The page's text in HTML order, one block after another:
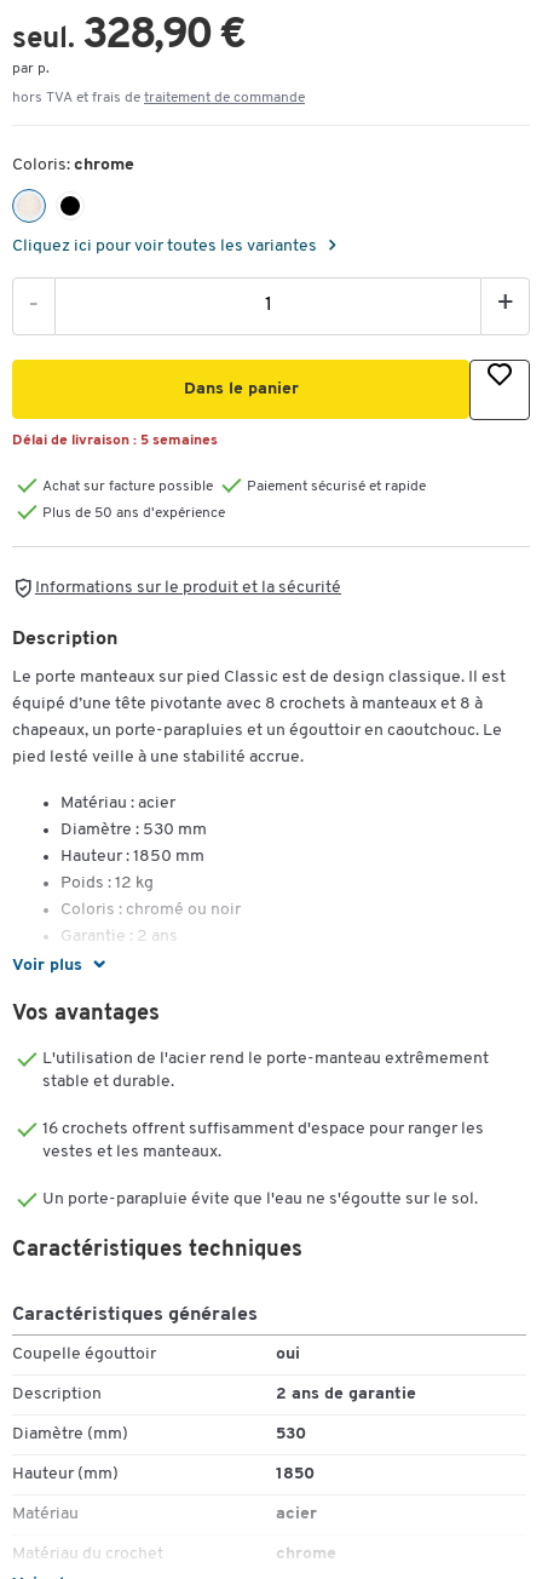
seul. 328,90 €
par p.
hors TVA et frais de traitement de commande
Coloris: chrome
Cliquez ici pour voir toutes les variantes
- +
Dans le panier
Délai de livraison : 5 semaines
Achat sur facture possible
Paiement sécurisé et rapide
Plus de 50 ans d'expérience
Informations sur le produit et la sécurité
Voir plus
Description
Le porte manteaux sur pied Classic est de design classique. Il est
équipé d’une tête pivotante avec 8 crochets à manteaux et 8 à
chapeaux, un porte-parapluies et un égouttoir en caoutchouc. Le
pied lesté veille à une stabilité accrue.
Matériau : acier
Diamètre : 530 mm
Hauteur : 1850 mm
Poids : 12 kg
Coloris : chromé ou noir
Garantie : 2 ans
Vos avantages
L'utilisation de l'acier rend le porte-manteau extrêmement
stable et durable.
16 crochets offrent suffisamment d'espace pour ranger les
vestes et les manteaux.
Un porte-parapluie évite que l'eau ne s'égoutte sur le sol.
Caractéristiques techniques
Caractéristiques générales
Coupelle égouttoir oui
Description 2 ans de garantie
Diamètre (mm) 530
Hauteur (mm) 1850
Matériau acier
Matériau du crochet chrome